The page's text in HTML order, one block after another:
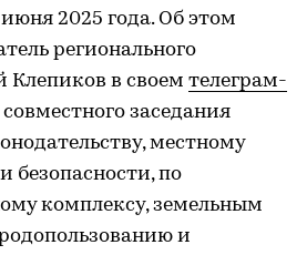
2025 года. Об этом
регионального
в своем телеграм-
заседания
местному
безопасности, по
комплексу, земельным
и